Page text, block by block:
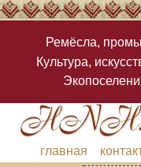
Ремёсла,
Культура,
главная